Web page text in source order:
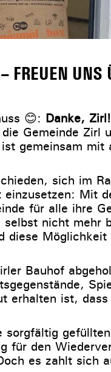
FREUEN UNS
😊: Danke, Zirl!
Gemeinde Zirl
gemeinsam mit
sich im
Mit
für alle ihre
nicht mehr
diese
Bauhof
erhalten ist, dass
sorgfältig
für den
es zahlt sich